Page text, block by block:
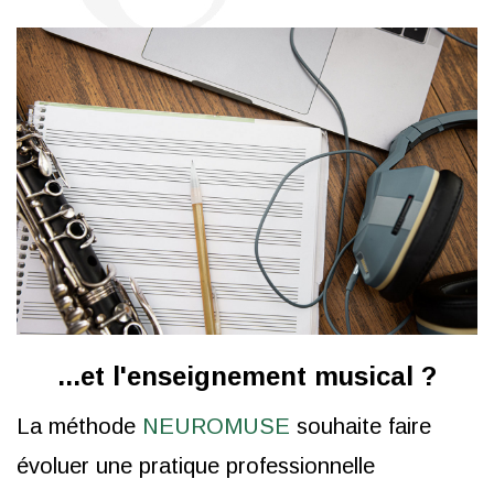
...et l'enseignement musical ?
La méthode NEUROMUSE souhaite faire
évoluer une pratique professionnelle